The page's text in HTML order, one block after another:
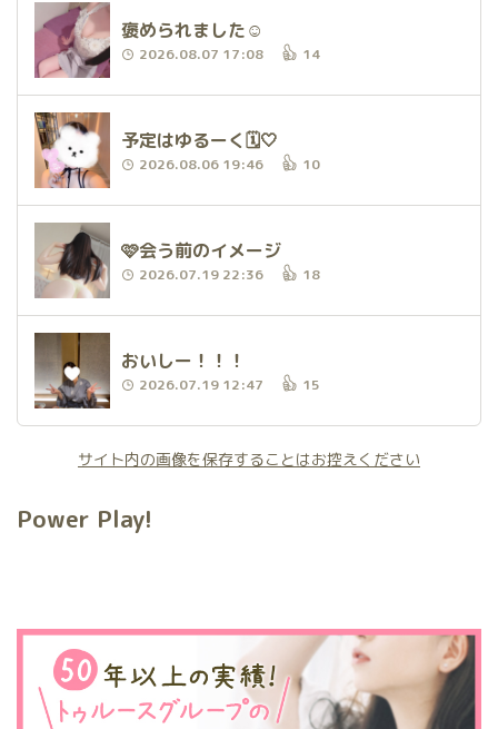
褒められました☺️
2026.08.07 17:08 14
予定はゆるーく🗓️🤍
2026.08.06 19:46 10
🩷会う前のイメージ
2026.07.19 22:36 18
おいしー！！！
2026.07.19 12:47 15
サイト内の画像を保存することはお控えください
Power Play!